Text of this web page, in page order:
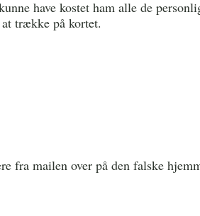
have kostet ham alle de
trække på kortet.
fra mailen over på den falske